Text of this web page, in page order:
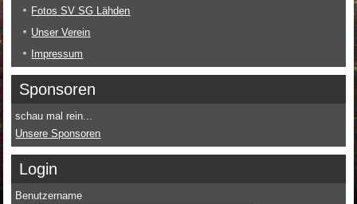
Fotos SV SG Lähden
Unser Verein
Impressum
Sponsoren
schau mal rein...
Unsere Sponsoren
Login
Benutzername